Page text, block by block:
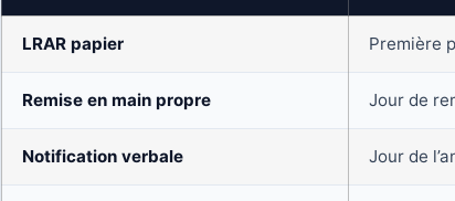
LRAR papier Première
Remise en main propre Jour de
Notification verbale Jour de